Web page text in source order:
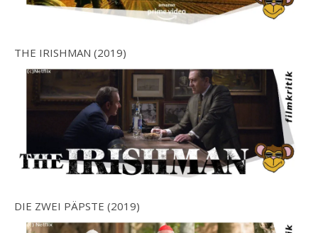
THE IRISHMAN (2019)
DIE ZWEI PÄPSTE (2019)